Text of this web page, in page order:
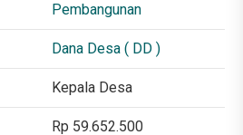
Pembangunan
Dana Desa ( DD )
Kepala Desa
Rp 59.652.500